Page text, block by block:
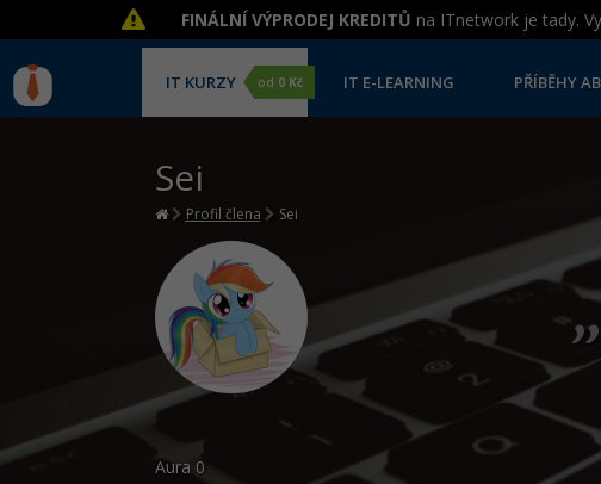
FINÁLNÍ VÝPRODEJ KREDITŮ na ITnetwork je tady.
IT KURZY od 0 Kč IT E-LEARNING PŘÍBĚHY
Sei
Profil člena Sei
Aura 0